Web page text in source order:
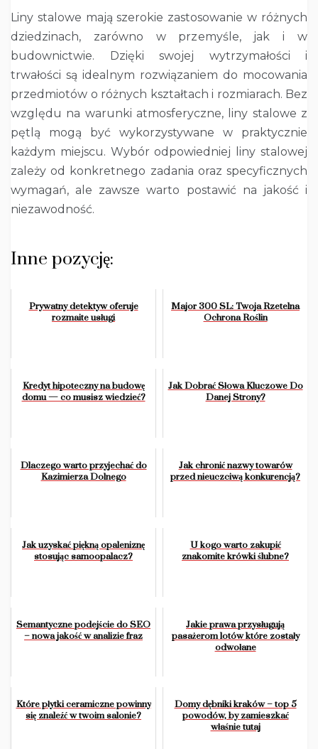
Liny stalowe mają szerokie zastosowanie w różnych
dziedzinach, zarówno w przemyśle, jak i w
budownictwie. Dzięki swojej wytrzymałości i
trwałości są idealnym rozwiązaniem do mocowania
przedmiotów o różnych kształtach i rozmiarach. Bez
względu na warunki atmosferyczne, liny stalowe z
pętlą mogą być wykorzystywane w praktycznie
każdym miejscu. Wybór odpowiedniej liny stalowej
zależy od konkretnego zadania oraz specyficznych
wymagań, ale zawsze warto postawić na jakość i
niezawodność.
Inne pozycję:
Prywatny detektyw oferuje
rozmaite usługi
Major 300 SL: Twoja Rzetelna
Ochrona Roślin
Kredyt hipoteczny na budowę
domu — co musisz wiedzieć?
Jak Dobrać Słowa Kluczowe Do
Danej Strony?
Dlaczego warto przyjechać do
Kazimierza Dolnego
Jak chronić nazwy towarów
przed nieuczciwą konkurencją?
Jak uzyskać piękną opaleniznę
stosując samoopalacz?
U kogo warto zakupić
znakomite krówki ślubne?
Semantyczne podejście do SEO
– nowa jakość w analizie fraz
Jakie prawa przysługują
pasażerom lotów które zostały
odwołane
Które płytki ceramiczne powinny
się znaleźć w twoim salonie?
Domy dębniki kraków – top 5
powodów, by zamieszkać
właśnie tutaj